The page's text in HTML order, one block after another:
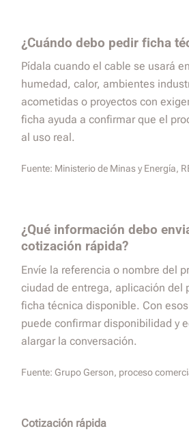
¿Cuándo debo pedir ficha
Pídala cuando el cable se usará
humedad, calor, ambientes
acometidas o proyectos con
ficha ayuda a confirmar que el
al uso real.
Fuente: Ministerio de Minas y Energía,
¿Qué información debo
cotización rápida?
Envíe la referencia o nombre del
ciudad de entrega, aplicación del
ficha técnica disponible. Con
puede confirmar disponibilidad y
alargar la conversación.
Fuente: Grupo Gerson, proceso
Cotización rápida